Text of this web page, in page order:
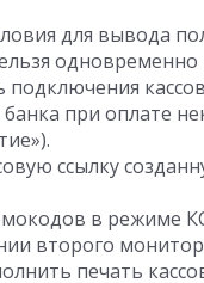
для вывода
при оплате
ссылку
в режиме
второго
печать